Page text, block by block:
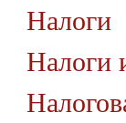
Налоги
Налоги